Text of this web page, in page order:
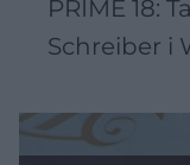
PRIME 18:
Schreiber i